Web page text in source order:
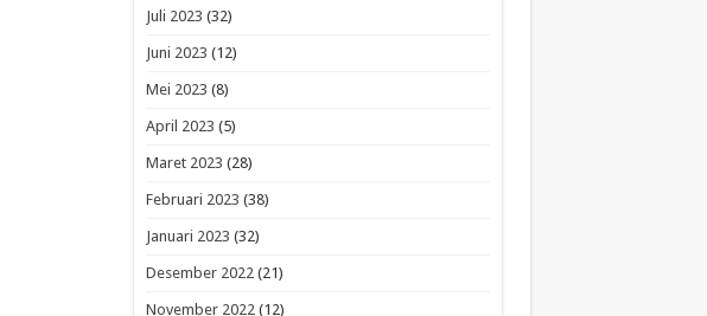
Juli 2023 (32)
Juni 2023 (12)
Mei 2023 (8)
April 2023 (5)
Maret 2023 (28)
Februari 2023 (38)
Januari 2023 (32)
Desember 2022(21)
November 2022(12)